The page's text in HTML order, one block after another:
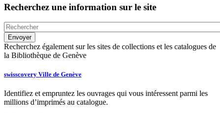
Recherchez une information sur le site
Recherchez également sur les sites de collections et les catalogues de
la Bibliothèque de Genève
swisscovery Ville de Genève
Identifiez et empruntez les ouvrages qui vous intéressent parmi les
millions d’imprimés au catalogue.